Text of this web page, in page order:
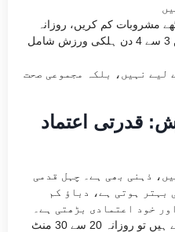
مشروبات کم کریں، روزانہ
چہل قدمی بڑھائیں، اور ہفتے میں 3 سے 4 دن ہلکی ورزش شامل
لیے نہیں، بلکہ مجموعی صحت
قدرتی اعتماد
ذہنی بھی ہے۔ چہل قدمی
بہتر ہوتی ہے، دباؤ کم
خود اعتمادی بڑھتی ہے۔
اگر آپ بالکل نئی شروعات کر رہے ہیں تو روزانہ 20 سے 30 منٹ